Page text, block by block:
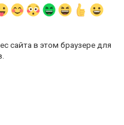
сайта в этом браузере для